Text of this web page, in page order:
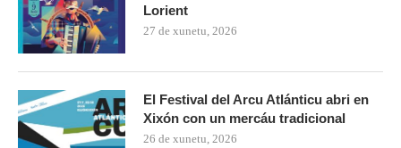
Lorient
27 de xunetu, 2026
El Festival del Arcu Atlánticu abri en
Xixón con un mercáu tradicional
26 de xunetu, 2026